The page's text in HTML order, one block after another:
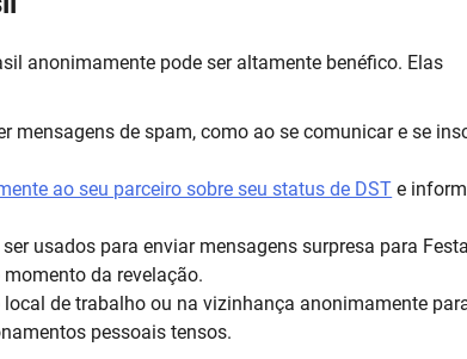
anonimamente pode ser altamente benéfico. Elas
mensagens de spam, como ao se comunicar e se
ao seu parceiro sobre seu status de DST e
usados para enviar mensagens surpresa para
da revelação.
de trabalho ou na vizinhança anonimamente
pessoais tensos.